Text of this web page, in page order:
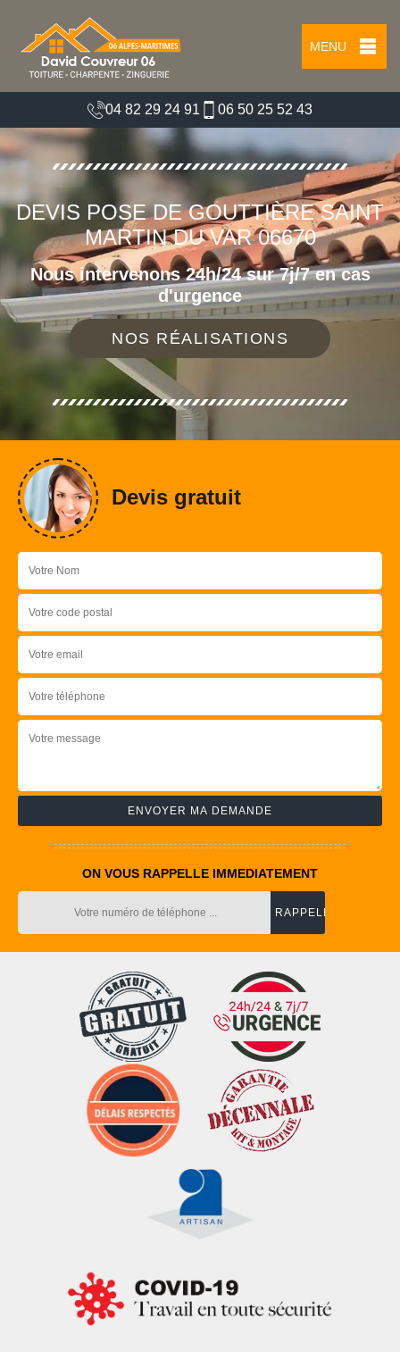
MENU
04 82 29 24 91 06 50 25 52 43
DEVIS POSE DE GOUTTIÈRE SAINT
MARTIN DU VAR 06670
Nous intervenons 24h/24 sur 7j/7 en cas
d'urgence
NOS RÉALISATIONS
Devis gratuit
ON VOUS RAPPELLE IMMEDIATEMENT